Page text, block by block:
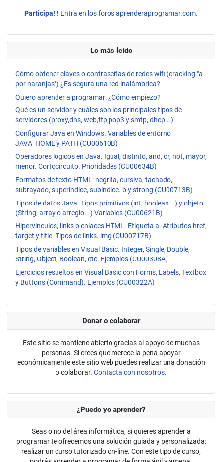
Participa!!! Entra en los foros aprenderaprogramar.com.
Lo más leído
Cómo obtener claves o contraseñas de redes wifi (cracking "a
por naranjas") ¿Es segura una red inalámbrica?
Quiero aprender a programar: ¿Cómo empiezo?
Qué es un servidor y cuáles son los principales tipos de
servidores (proxy,dns, web,ftp,pop3 y smtp, dhcp...).
Configurar Java en Windows. Variables de entorno
JAVA_HOME y PATH (CU00610B)
Operadores lógicos en Java. Igual, distinto, and, or, not, mayor,
menor. Cortocircuito. Prioridades (CU00634B)
Formatos de texto HTML: negrita, cursiva, tachado,
subrayado, superíndice, subíndice. b y strong (CU00713B)
Tipos de datos Java. Tipos primitivos (int, boolean...) y objeto
(String, array o arreglo...) Variables (CU00621B)
Hipervínculos, links o enlaces HTML. Etiqueta a. Atributos href,
target y title. Tipos de links. img (CU00717B)
Tipos de variables en Visual Basic. Integer, Single, Double,
String, Object, Boolean, etc. Ejemplos (CU00308A)
Ejercicios resueltos en Visual Basic con Forms, Labels, Textbox
y Buttons (Command). Ejemplos (CU00322A)
Donar o colaborar
Este sitio se mantiene abierto gracias al apoyo de muchas
personas. Si crees que merece la pena apoyar
económicamente este sitio web puedes realizar una donación
o colaborar. Contacta con nosotros.
¿Puedo yo aprender?
Seas o no del área informática, si quieres aprender a
programar te ofrecemos una solución guiada y personalizada:
realizar un curso tutorizado on-line. Con este tipo de curso,